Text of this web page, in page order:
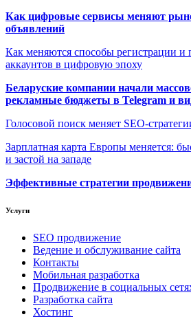
Как цифровые сервисы меняют
объявлений
Как меняются способы регистрации и
аккаунтов в цифровую эпоху
Беларуские компании начали
рекламные бюджеты в Telegram и
Голосовой поиск меняет SEO-
Зарплатная карта Европы меняется:
и застой на западе
Эффективные стратегии
Услуги
SEO продвижение
Ведение и обслуживание сайта
Контакты
Мобильная разработка
Продвижение в социальных
Разработка сайта
Хостинг